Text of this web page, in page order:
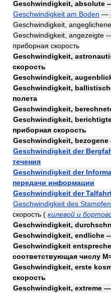
Geschwindigkeit, absolute
Geschwindigkeit am Boden —
Geschwindigkeit,
Geschwindigkeit, angezeigte
приборная скорость
Geschwindigkeit,
скорость
Geschwindigkeit,
Geschwindigkeit,
полета
Geschwindigkeit,
Geschwindigkeit,
приборная скорость
Geschwindigkeit, bezogene
Geschwindigkeit der
течения
Geschwindigkeit der
передачи информации
Geschwindigkeit der
Geschwindigkeit des
скорость ( килевой и
Geschwindigkeit,
Geschwindigkeit, endliche
Geschwindigkeit
соответствующая числу
Geschwindigkeit, erste
скорость
Geschwindigkeit, extreme